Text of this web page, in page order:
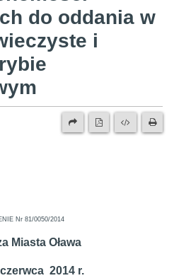
do oddania w
i
Nr 81/0050/2014
Miasta Oława
2014 r.